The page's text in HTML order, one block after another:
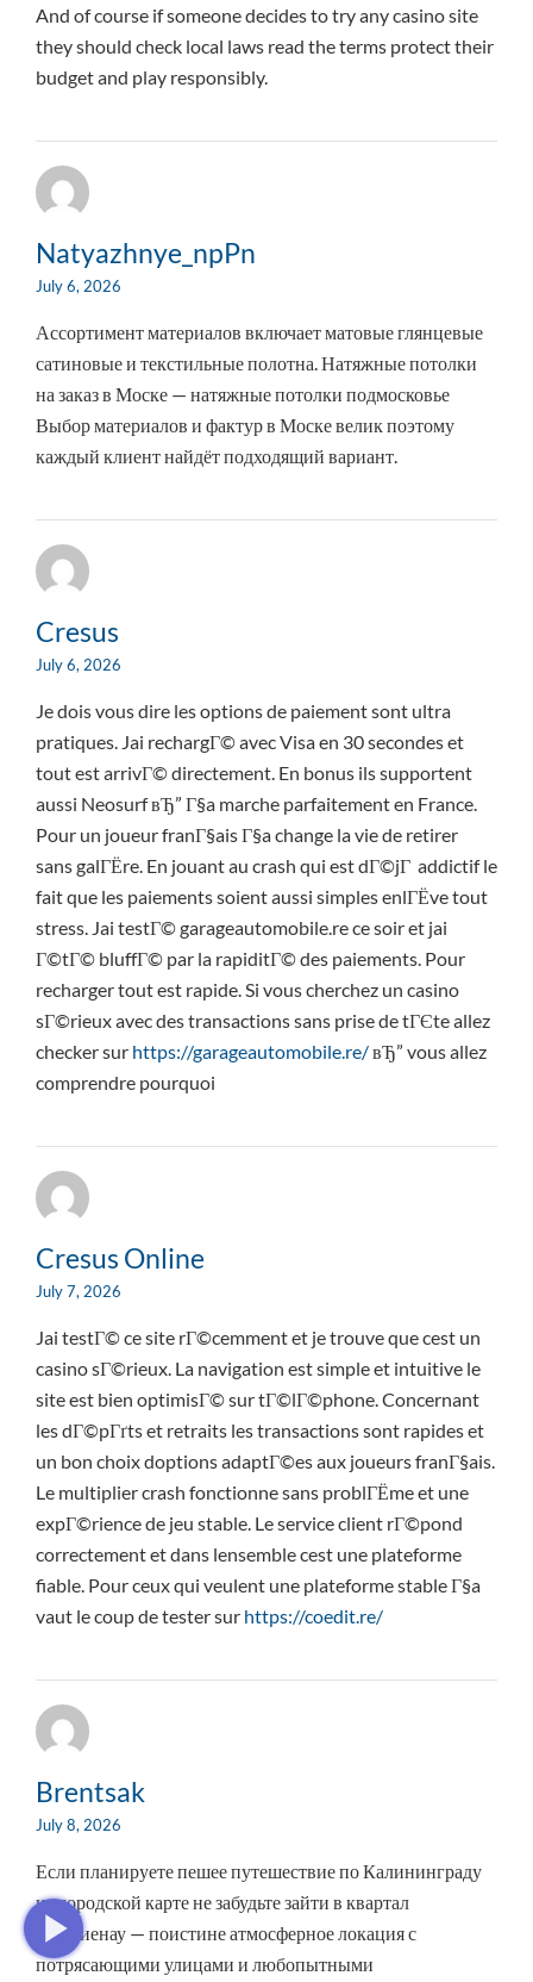
And of course if someone decides to try any casino site
they should check local laws read the terms protect their
budget and play responsibly.
Natyazhnye_npPn
July 6, 2026
Ассортимент материалов включает матовые глянцевые
сатиновые и текстильные полотна. Натяжные потолки
на заказ в Моске — натяжные потолки подмосковье
Выбор материалов и фактур в Моске велик поэтому
каждый клиент найдёт подходящий вариант.
Cresus
July 6, 2026
Je dois vous dire les options de paiement sont ultra
pratiques. Jai rechargГ© avec Visa en 30 secondes et
tout est arrivГ© directement. En bonus ils supportent
aussi Neosurf вЂ” Г§a marche parfaitement en France.
Pour un joueur franГ§ais Г§a change la vie de retirer
sans galГЁre. En jouant au crash qui est dГ©jГ addictif le
fait que les paiements soient aussi simples enlГЁve tout
stress. Jai testГ© garageautomobile.re ce soir et jai
Г©tГ© bluffГ© par la rapiditГ© des paiements. Pour
recharger tout est rapide. Si vous cherchez un casino
sГ©rieux avec des transactions sans prise de tГЄte allez
checker sur https://garageautomobile.re/вЂ” vous allez
comprendre pourquoi
Cresus Online
July 7, 2026
Jai testГ© ce site rГ©cemment et je trouve que cest un
casino sГ©rieux. La navigation est simple et intuitive le
site est bien optimisГ© sur tГ©lГ©phone. Concernant
les dГ©pГґts et retraits les transactions sont rapides et
un bon choix doptions adaptГ©es aux joueurs franГ§ais.
Le multiplier crash fonctionne sans problГЁme et une
expГ©rience de jeu stable. Le service client rГ©pond
correctement et dans lensemble cest une plateforme
fiable. Pour ceux qui veulent une plateforme stable Г§a
vaut le coup de tester sur https://coedit.re/
Brentsak
July 8, 2026
Если планируете пешее путешествие по Калининграду
на городской карте не забудьте зайти в квартал
Амалиенау — поистине атмосферное локация с
потрясающими улицами и любопытными